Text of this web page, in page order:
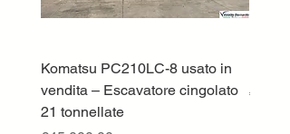
Komatsu PC210LC-8 usato in
vendita – Escavatore cingolato
21 tonnellate
Price